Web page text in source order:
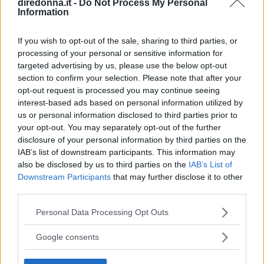
diredonna.it - Do Not Process My Personal
Information
If you wish to opt-out of the sale, sharing to third parties, or
processing of your personal or sensitive information for
targeted advertising by us, please use the below opt-out
section to confirm your selection. Please note that after your
opt-out request is processed you may continue seeing
interest-based ads based on personal information utilized by
us or personal information disclosed to third parties prior to
your opt-out. You may separately opt-out of the further
disclosure of your personal information by third parties on the
IAB’s list of downstream participants. This information may
also be disclosed by us to third parties on the IAB’s List of
Downstream Participants that may further disclose it to other
Please note that this website/app uses one or more Google
not limited to your visit or usage behaviour. You may click to
use your data for below specified purposes in below Google
Personal Data Processing Opt Outs
Google consents
1 dado per brodo
succo di 1 limone
olio – sale – pepe
VINI CONSIGLIATI
AMARONE della VALPOLICELLA
LISON PRAMAGGIORE REFOSCO DAL
PEDUNCOLO ROSSO RISERVA
BARDOLINO CHIARETTO
provincia VR – affinamento: periodo minimo di
invecchiamento di 2 anni a partire dal 1°
gennaio dopo la vendemmia – caratteristiche: